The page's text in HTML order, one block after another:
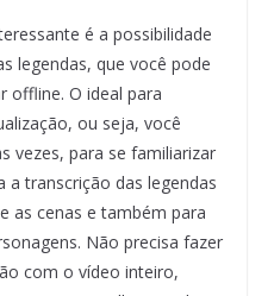
é a possibilidade
legendas, que você pode
offline. O ideal para
ou seja, você
vezes, para se familiarizar
a transcrição das legendas
as cenas e também para
Não precisa fazer
com o vídeo inteiro,